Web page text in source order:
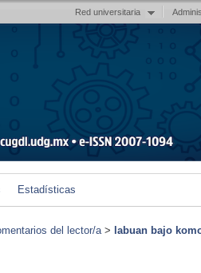
Red universitaria
Estadísticas
del lector/a> labuan bajo